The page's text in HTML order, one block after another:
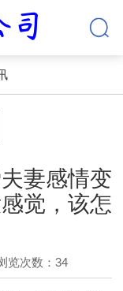
妻感情变
觉，该怎
览次数：34